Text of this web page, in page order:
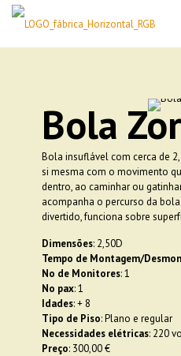
Bola
Bola insuflável com cerca de
si mesma com o movimento
dentro, ao caminhar ou
acompanha o percurso da
divertido, funciona sobre
Dimensões: 2,50D
Tempo de Montagem/
No de Monitores: 1
No pax: 1
Idades: + 8
Tipo de Piso: Plano e regular
Necessidades elétricas: 220
Preço: 300,00 €